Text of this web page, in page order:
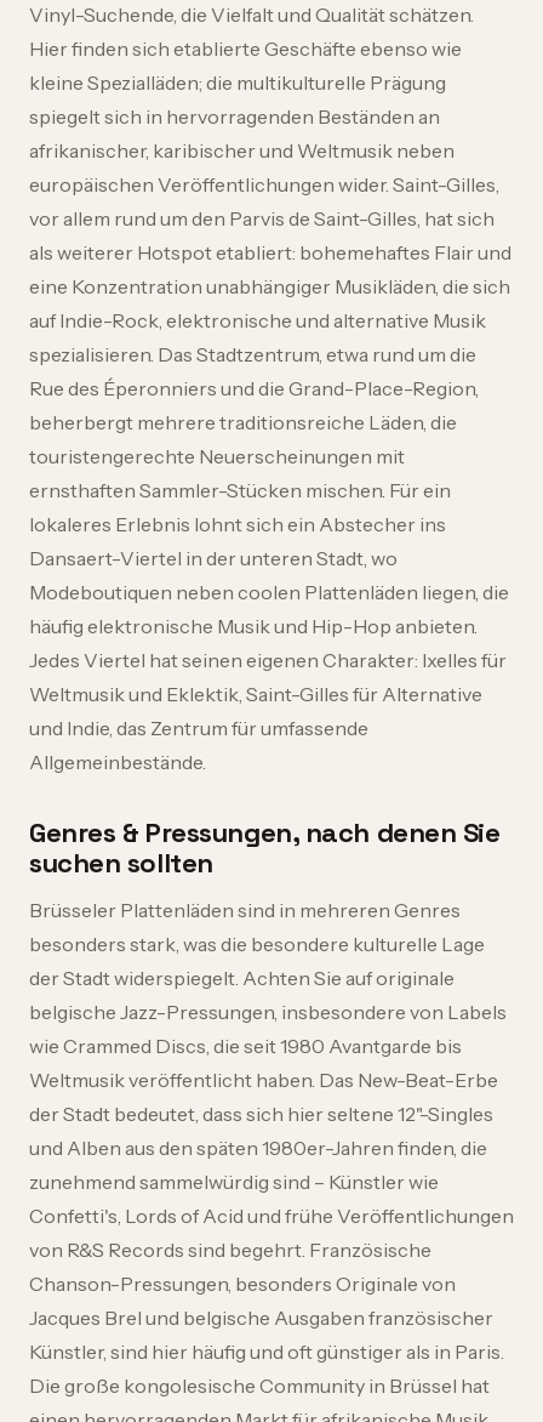
Vinyl-Suchende, die Vielfalt und Qualität schätzen.
Hier finden sich etablierte Geschäfte ebenso wie
kleine Spezialläden; die multikulturelle Prägung
spiegelt sich in hervorragenden Beständen an
afrikanischer, karibischer und Weltmusik neben
europäischen Veröffentlichungen wider. Saint-Gilles,
vor allem rund um den Parvis de Saint-Gilles, hat sich
als weiterer Hotspot etabliert: bohemehaftes Flair und
eine Konzentration unabhängiger Musikläden, die sich
auf Indie-Rock, elektronische und alternative Musik
spezialisieren. Das Stadtzentrum, etwa rund um die
Rue des Éperonniers und die Grand-Place-Region,
beherbergt mehrere traditionsreiche Läden, die
touristengerechte Neuerscheinungen mit
ernsthaften Sammler-Stücken mischen. Für ein
lokaleres Erlebnis lohnt sich ein Abstecher ins
Dansaert-Viertel in der unteren Stadt, wo
Modeboutiquen neben coolen Plattenläden liegen, die
häufig elektronische Musik und Hip-Hop anbieten.
Jedes Viertel hat seinen eigenen Charakter: Ixelles für
Weltmusik und Eklektik, Saint-Gilles für Alternative
und Indie, das Zentrum für umfassende
Allgemeinbestände.
Genres & Pressungen, nach denen Sie
suchen sollten
Brüsseler Plattenläden sind in mehreren Genres
besonders stark, was die besondere kulturelle Lage
der Stadt widerspiegelt. Achten Sie auf originale
belgische Jazz-Pressungen, insbesondere von Labels
wie Crammed Discs, die seit 1980 Avantgarde bis
Weltmusik veröffentlicht haben. Das New-Beat-Erbe
der Stadt bedeutet, dass sich hier seltene 12"-Singles
und Alben aus den späten 1980er-Jahren finden, die
zunehmend sammelwürdig sind – Künstler wie
Confetti's, Lords of Acid und frühe Veröffentlichungen
von R&S Records sind begehrt. Französische
Chanson-Pressungen, besonders Originale von
Jacques Brel und belgische Ausgaben französischer
Künstler, sind hier häufig und oft günstiger als in Paris.
Die große kongolesische Community in Brüssel hat